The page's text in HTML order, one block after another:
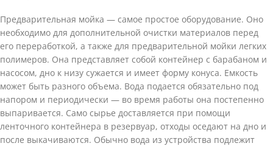
Предварительная мойка — самое простое оборудование. Оно
необходимо для дополнительной очистки материалов перед
его переработкой, а также для предварительной мойки легких
полимеров. Она представляет собой контейнер с барабаном и
насосом, дно к низу сужается и имеет форму конуса. Емкость
может быть разного объема. Вода подается обязательно под
напором и периодически — во время работы она постепенно
выпаривается. Само сырье доставляется при помощи
ленточного контейнера в резервуар, отходы оседают на дно и
после выкачиваются. Обычно вода из устройства подлежит